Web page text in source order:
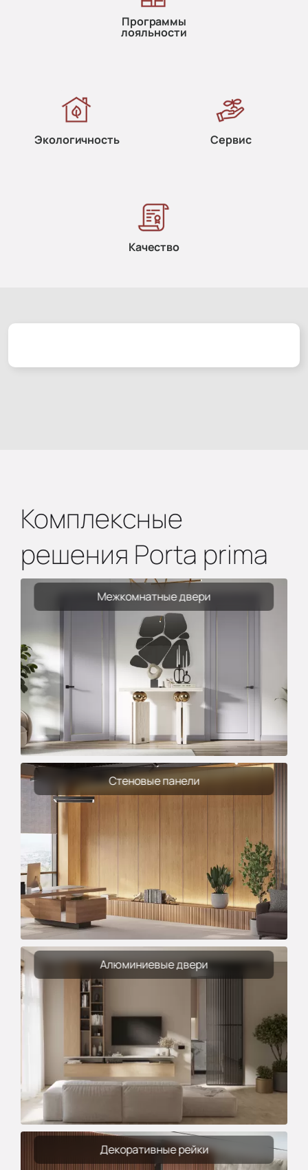
Программы
лояльности
Экологичность Сервис
Качество
Комплексные
решения Porta prima
Межкомнатные двери
Стеновые панели
Алюминиевые двери
Декоративные рейки